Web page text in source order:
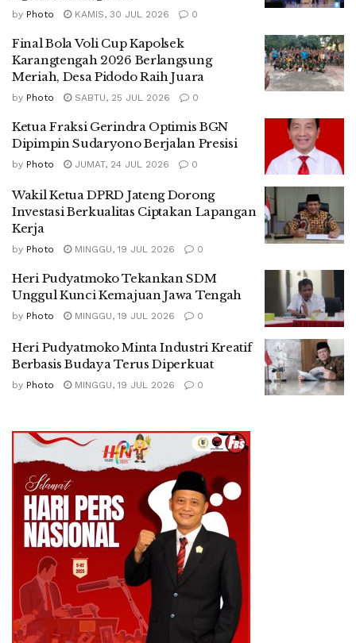
by Photo KAMIS, 30 JUL 2026 0
Final Bola Voli Cup Kapolsek
Karangtengah 2026 Berlangsung
Meriah, Desa Pidodo Raih Juara
by Photo SABTU, 25 JUL 2026 0
Ketua Fraksi Gerindra Optimis BGN
Dipimpin Sudaryono Berjalan Presisi
by Photo JUMAT, 24 JUL 2026 0
Wakil Ketua DPRD Jateng Dorong
Investasi Berkualitas Ciptakan Lapangan
Kerja
by Photo MINGGU, 19 JUL 2026 0
Heri Pudyatmoko Tekankan SDM
Unggul Kunci Kemajuan Jawa Tengah
by Photo MINGGU, 19 JUL 2026 0
Heri Pudyatmoko Minta Industri Kreatif
Berbasis Budaya Terus Diperkuat
by Photo MINGGU, 19 JUL 2026 0